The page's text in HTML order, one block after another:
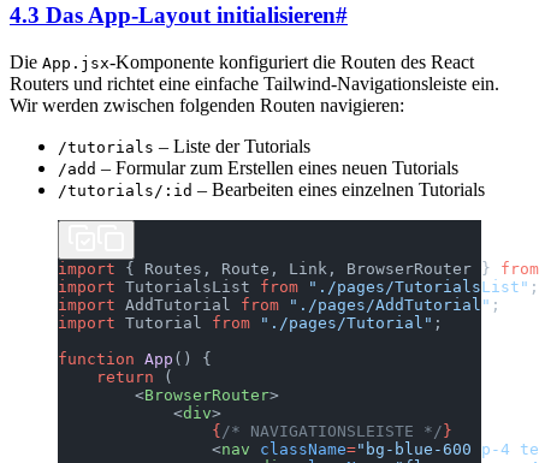
4.3 Das App-Layout initialisieren#
Die App.jsx-Komponente konfiguriert die Routen des React
Routers und richtet eine einfache Tailwind-Navigationsleiste ein.
Wir werden zwischen folgenden Routen navigieren:
/tutorials – Liste der Tutorials
/add – Formular zum Erstellen eines neuen Tutorials
/tutorials/:id – Bearbeiten eines einzelnen Tutorials
import { Routes, Route, Link, BrowserRouter } from
import TutorialsList from "./pages/TutorialsList" ;
import AddTutorial from "./pages/AddTutorial" ;
import Tutorial from "./pages/Tutorial" ;
function App () {
    return
(
        <
BrowserRouter>
            <
div>
                {
/* NAVIGATIONSLEISTE */}
                <
nav className="bg-blue-600 p-4